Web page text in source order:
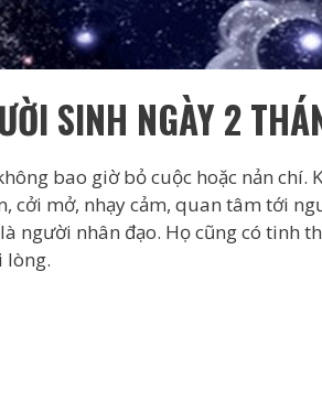
SINH NGÀY 2
bao giờ bỏ cuộc hoặc nản chí.
cởi mở, nhạy cảm, quan tâm tới
người nhân đạo. Họ cũng có tinh
lòng.